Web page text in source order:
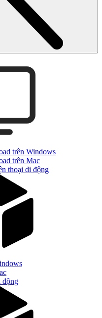
trên Windows
trên Mac
thoại di động